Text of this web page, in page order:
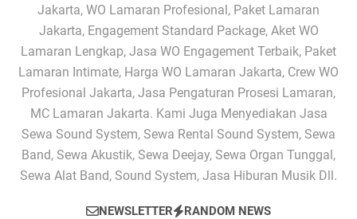
Westin
Jakarta
|
Sewa
Sound
System,
Lighting
&
Mini
Profesional
Seminar,
Gathering
&
Corporate
Event
Event
Organizer
Berkualitas
dan
Musik
Elegan
Menjadi
Kunci
Kesuksesan
Sebuah
Acara
Westin
Jakarta
|
Sewa
Sound
System,
Lighting
&
Mini
Profesional
Seminar,
Gathering
&
Corporate
Event
Event
Organizer
Suara
Berkualitas
dan
Musik
Menjadi
Kunci
Kesuksesan
Sebuah
Acara
The
Westin
Jakarta
|
Sound
System,
Lighting
&
Mini
Orchestra
Profesional
Jakarta, WO Lamaran Profesional, Paket Lamaran
Jakarta, Engagement Standard Package, Aket WO
Lamaran Lengkap, Jasa WO Engagement Terbaik, Paket
Lamaran Intimate, Harga WO Lamaran Jakarta, Crew WO
Profesional Jakarta, Jasa Pengaturan Prosesi Lamaran,
MC Lamaran Jakarta. Kami Juga Menyediakan Jasa
Sewa Sound System, Sewa Rental Sound System, Sewa
Band, Sewa Akustik, Sewa Deejay, Sewa Organ Tunggal,
Sewa Alat Band, Sound System, Jasa Hiburan Musik Dll.
NEWSLETTER RANDOM NEWS